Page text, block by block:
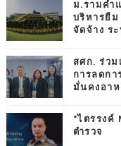
ม.รามคำ
บริหารยื
จัดจ้าง ร
สศก. ร่วม
การลดกา
มั่นคงอา
"ไตรรงค์
ตำรวจ